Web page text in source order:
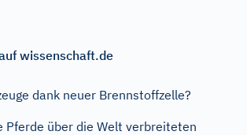
wissenschaft.de
dank neuer Brennstoffzelle?
Pferde über die Welt verbreiteten